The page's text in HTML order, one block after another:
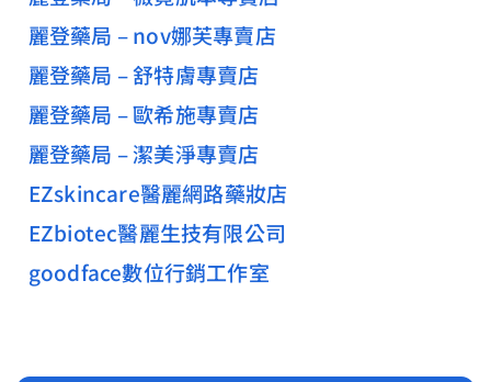
麗登藥局 – nov娜芙專賣店
麗登藥局 – 舒特膚專賣店
麗登藥局 – 歐希施專賣店
麗登藥局 – 潔美淨專賣店
EZskincare醫麗網路藥妝店
EZbiotec醫麗生技有限公司
goodface數位行銷工作室